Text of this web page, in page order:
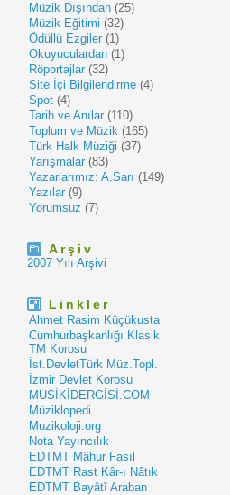
Müzik Dışından (25)
Müzik Eğitimi (32)
Ödüllü Ezgiler (1)
Okuyuculardan (1)
Röportajlar (32)
Site İçi Bilgilendirme (4)
Spot (4)
Tarih ve Anılar (110)
Toplum ve Müzik (165)
Türk Halk Müziği (37)
Yarışmalar (83)
Yazarlarımız: A.Sarı (149)
Yazılar (9)
Yorumsuz (7)
Arşiv
2007 Yılı Arşivi
Linkler
Ahmet Rasim Küçükusta
Cumhurbaşkanlığı Klasik
TM Korosu
İst.DevletTürk Müz.Topl.
İzmir Devlet Korosu
MUSİKİDERGİSİ.COM
Müziklopedi
Muzikoloji.org
Nota Yayıncılık
EDTMT Mâhur Fasıl
EDTMT Rast Kâr-ı Nâtık
EDTMT Bayâtî Araban